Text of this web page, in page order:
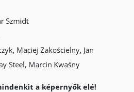
Szmidt
Maciej Zakościelny, Jan
Steel, Marcin Kwaśny
a képernyők elé!